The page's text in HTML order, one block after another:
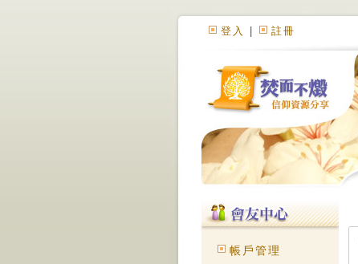
登入 註冊
帳戶管理